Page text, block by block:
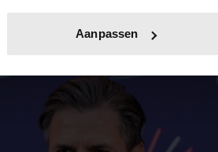
actief te scannen op specifieke
in de Cookieverklaring.
te personaliseren, om
informatie over uw gebruik van
kunnen deze gegevens
van uw gebruik van hun
Aanpassen